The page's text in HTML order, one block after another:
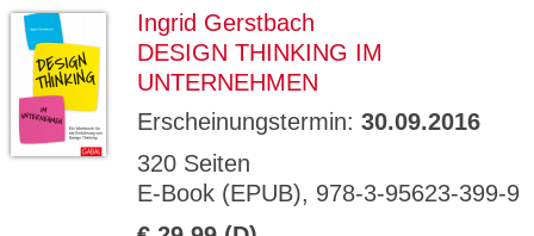
Ingrid Gerstbach
DESIGN THINKING IM
UNTERNEHMEN
Erscheinungstermin: 30.09.2016
320 Seiten
E-Book (EPUB), 978-3-95623-399-9